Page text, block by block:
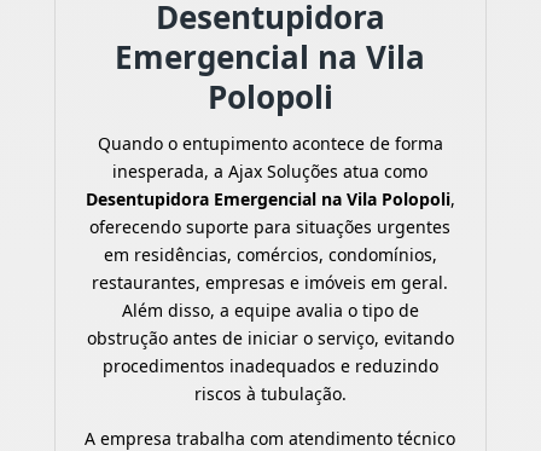
Desentupidora
Emergencial na Vila
Polopoli
Quando o entupimento acontece de forma
inesperada, a Ajax Soluções atua como
Desentupidora Emergencial na Vila Polopoli,
oferecendo suporte para situações urgentes
em residências, comércios, condomínios,
restaurantes, empresas e imóveis em geral.
Além disso, a equipe avalia o tipo de
obstrução antes de iniciar o serviço, evitando
procedimentos inadequados e reduzindo
riscos à tubulação.
A empresa trabalha com atendimento técnico